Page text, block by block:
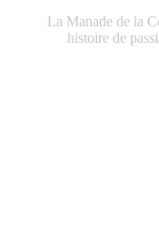
La Manade de la
histoire de